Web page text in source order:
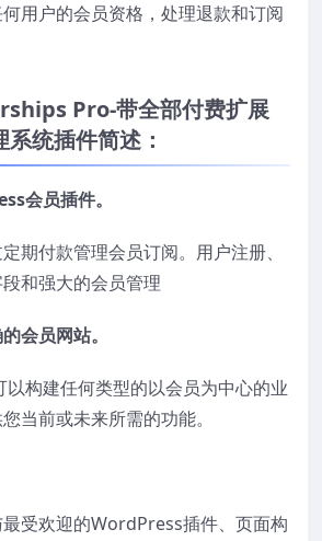
用户的会员资格，处理退款和订阅
Pro-带全部付费扩展
统插件简述：
会员插件。
期付款管理会员订阅。用户注册、
和强大的会员管理
会员网站。
构建任何类型的以会员为中心的业
当前或未来所需的功能。
受欢迎的WordPress插件、页面构